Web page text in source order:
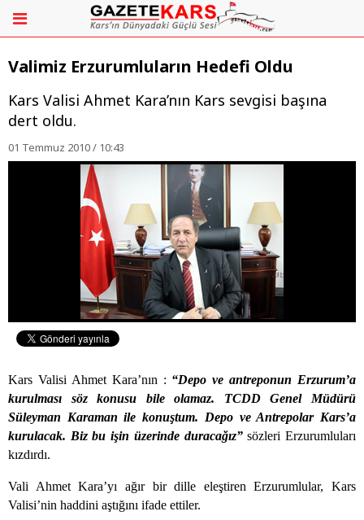
Valimiz Erzurumluların Hedefi Oldu
Kars Valisi Ahmet Kara’nın Kars sevgisi başına
dert oldu.
01 Temmuz 2010 / 10:43
Kars Valisi Ahmet Kara’nın : “Depo ve antreponun Erzurum’a
kurulması söz konusu bile olamaz. TCDD Genel Müdürü
Süleyman Karaman ile konuştum. Depo ve Antrepolar Kars’a
kurulacak. Biz bu işin üzerinde duracağız”sözleri Erzurumluları
kızdırdı.
Vali Ahmet Kara’yı ağır bir dille eleştiren Erzurumlular, Kars
Valisi’nin haddini aştığını ifade ettiler.